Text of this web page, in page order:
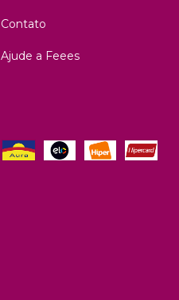
Contato
Ajude a Feees